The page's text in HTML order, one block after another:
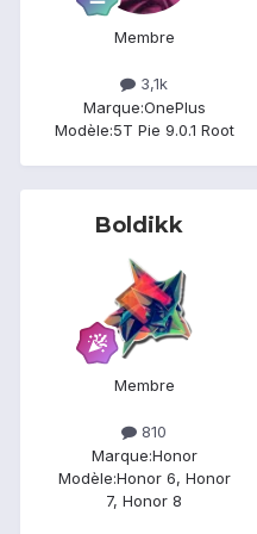
Membre
3,1k
Marque:OnePlus
Modèle:5T Pie 9.0.1 Root
Boldikk
Membre
810
Marque:Honor
Modèle:Honor 6, Honor
7, Honor 8